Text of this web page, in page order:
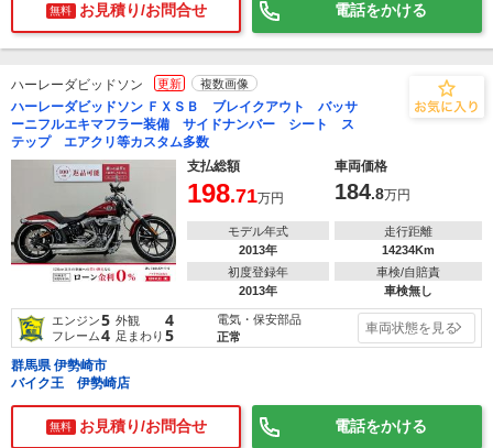
無料 お見積り/お問合せ 電話をかける
ハーレーダビッドソン 更新 複数画像
ハーレーダビッドソン ＦＸＳＢ ブレイクアウト バッサ
ーニフルエキマフラー装備 サイドナンバー シート ス
テップ エアクリ等カスタム多数
支払総額
車両価格
198.71万円 184.8万円
モデル年式
2013年
走行距離
14234Km
初度登録年
2013年
車検/自賠責
車検無し
エンジン5 外観 4
フレーム4 足まわり 5
電気・保安部品
正常
車両状態を見る
群馬県 伊勢崎市
バイク王 伊勢崎店
無料 お見積り/お問合せ 電話をかける